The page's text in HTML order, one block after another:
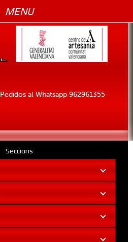
Pedidos al Whatsapp 962961355
MENU
Seccions